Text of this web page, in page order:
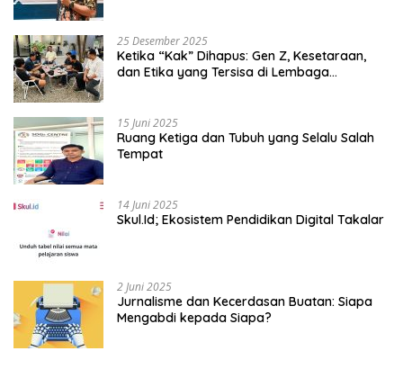
25 Desember 2025
Ketika “Kak” Dihapus: Gen Z, Kesetaraan,
dan Etika yang Tersisa di Lembaga
15 Juni 2025
Ruang Ketiga dan Tubuh yang Selalu Salah
Tempat
14 Juni 2025
Skul.Id; Ekosistem Pendidikan Digital Takalar
2 Juni 2025
Jurnalisme dan Kecerdasan Buatan: Siapa
Mengabdi kepada Siapa?